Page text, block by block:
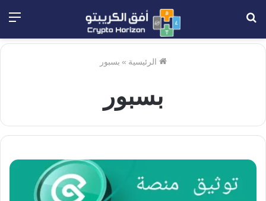
الرئيسية » بسبور
بسبور